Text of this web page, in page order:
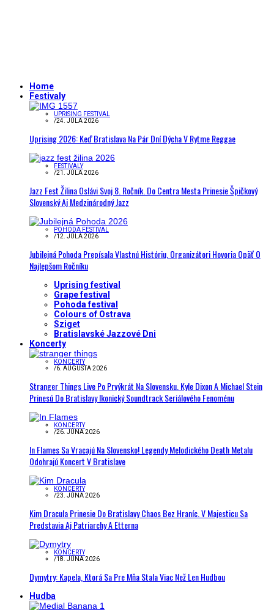
Home
Festivaly
UPRISING FESTIVAL
/24. JÚLA 2026
Uprising 2026: Keď Bratislava Na Pár Dní Dýcha V Rytme Reggae
FESTIVALY
/21. JÚLA 2026
Jazz Fest Žilina Oslávi Svoj 8. Ročník. Do Centra Mesta Prinesie Špičkový
Slovenský Aj Medzinárodný Jazz
POHODA FESTIVAL
/12. JÚLA 2026
Jubilejná Pohoda Prepísala Vlastnú Históriu, Organizátori Hovoria Opäť O
Najlepšom Ročníku
Uprising festival
Grape festival
Pohoda festival
Colours of Ostrava
Sziget
Bratislavské Jazzové Dni
Koncerty
KONCERTY
/6. AUGUSTA 2026
Stranger Things Live Po Prvýkrát Na Slovensku. Kyle Dixon A Michael Stein
Prinesú Do Bratislavy Ikonický Soundtrack Seriálového Fenoménu
KONCERTY
/26. JÚNA 2026
In Flames Sa Vracajú Na Slovensko! Legendy Melodického Death Metalu
Odohrajú Koncert V Bratislave
KONCERTY
/23. JÚNA 2026
Kim Dracula Prinesie Do Bratislavy Chaos Bez Hraníc. V Majesticu Sa
Predstavia Aj Patriarchy A Etterna
KONCERTY
/18. JÚNA 2026
Dymytry: Kapela, Ktorá Sa Pre Mňa Stala Viac Než Len Hudbou
Hudba